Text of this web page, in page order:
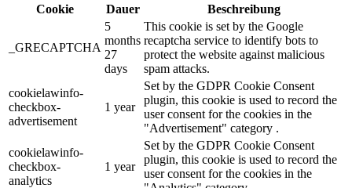
Cookie
Dauer Beschreibung
_GRECAPTCHA
5
months
27
days
This cookie is set by the Google
recaptcha service to identify bots to
protect the website against malicious
spam attacks.
cookielawinfo-
checkbox-
advertisement
1 year
Set by the GDPR Cookie Consent
plugin, this cookie is used to record the
user consent for the cookies in the
"Advertisement" category .
cookielawinfo-
checkbox-
analytics
1 year
Set by the GDPR Cookie Consent
plugin, this cookie is used to record the
user consent for the cookies in the